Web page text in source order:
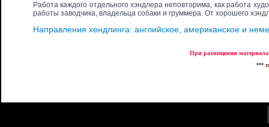
Работа каждого отдельного хэндлера неповторима, как работа
работы заводчика, владельца собаки и груммера. От хорошего
Направления хендлинга: английское, американское и
При размещении
***